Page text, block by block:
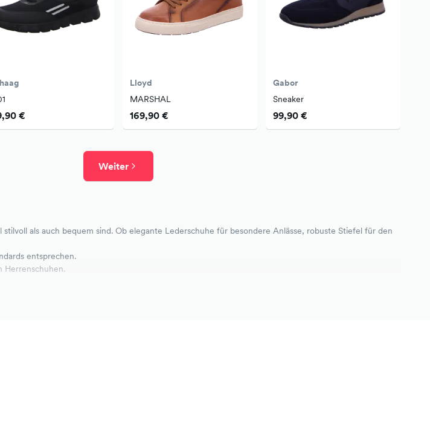
€
Lloyd
MARSHAL
169,90 €
Gabor
Sneaker
99,90 €
Weiter
als auch bequem sind. Ob elegante Lederschuhe für besondere Anlässe, robuste Stiefel für den
entsprechen.
Herrenschuhen.